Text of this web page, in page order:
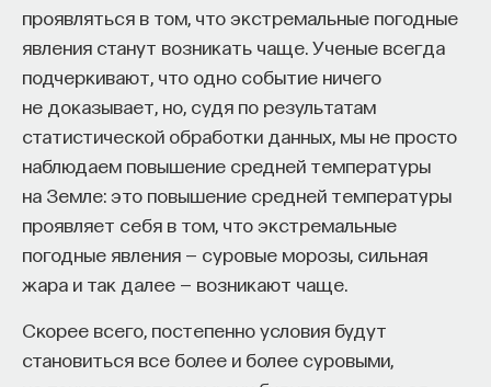
проявляться в том, что экстремальные погодные
явления станут возникать чаще. Ученые всегда
подчеркивают, что одно событие ничего
не доказывает, но, судя по результатам
статистической обработки данных, мы не просто
наблюдаем повышение средней температуры
на Земле: это повышение средней температуры
проявляет себя в том, что экстремальные
погодные явления — суровые морозы, сильная
жара и так далее — возникают чаще.
Скорее всего, постепенно условия будут
становиться все более и более суровыми,